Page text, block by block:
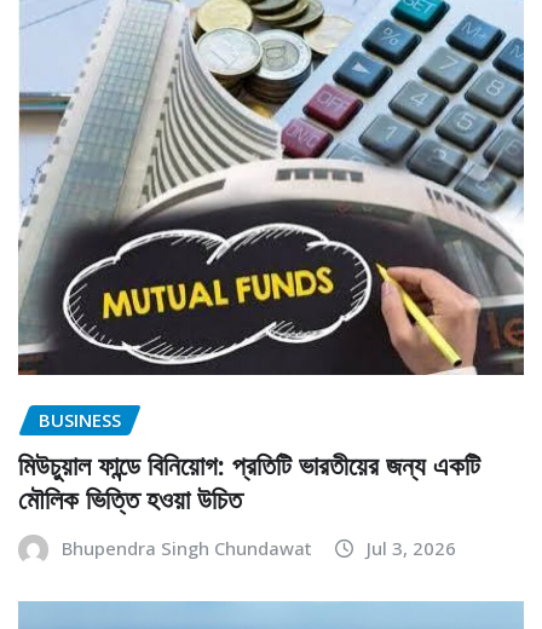
BUSINESS
মিউচুয়াল ফান্ডে বিনিয়োগ: প্রতিটি ভারতীয়ের জন্য একটি
মৌলিক ভিত্তি হওয়া উচিত
Bhupendra Singh Chundawat Jul 3, 2026